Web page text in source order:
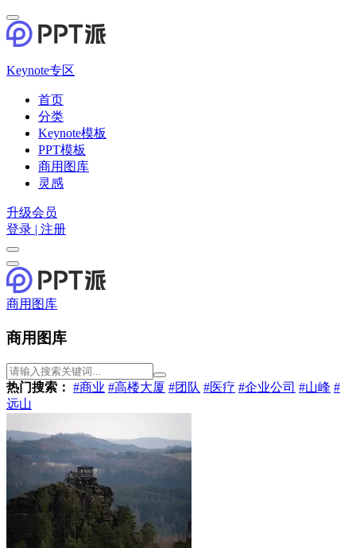
Keynote专区
首页
分类
Keynote模板
PPT模板
商用图库
灵感
升级会员
登录 | 注册
商用图库
商用图库
热门搜索： #商业 #高楼大厦 #团队 #医疗 #企业公司 #山峰 #
远山